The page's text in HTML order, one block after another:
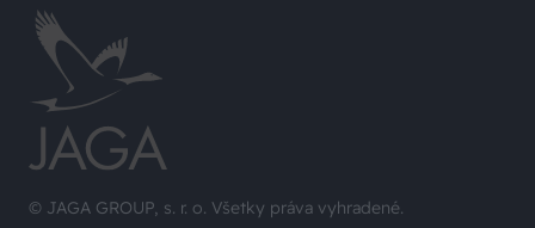
© JAGA GROUP, s. r. o. Všetky práva vyhradené.